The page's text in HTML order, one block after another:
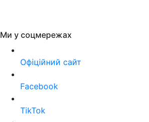
Ми у соцмережах
Офіційний сайт
Facebook
TikTok